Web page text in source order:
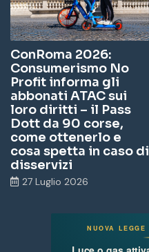
ConRoma 2026:
Consumerismo No
Profit informa gli
abbonati ATAC sui
loro diritti – il Pass
Dott da 90 corse,
come ottenerlo e
cosa spetta in caso di
disservizi
27 Luglio 2026